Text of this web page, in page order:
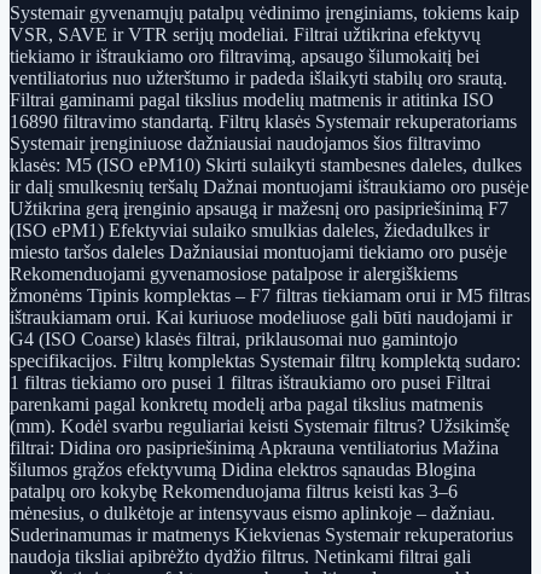
Systemair gyvenamųjų patalpų vėdinimo įrenginiams, tokiems kaip
VSR, SAVE ir VTR serijų modeliai. Filtrai užtikrina efektyvų
tiekiamo ir ištraukiamo oro filtravimą, apsaugo šilumokaitį bei
ventiliatorius nuo užterštumo ir padeda išlaikyti stabilų oro srautą.
Filtrai gaminami pagal tikslius modelių matmenis ir atitinka ISO
16890 filtravimo standartą. Filtrų klasės Systemair rekuperatoriams
Systemair įrenginiuose dažniausiai naudojamos šios filtravimo
klasės: M5 (ISO ePM10) Skirti sulaikyti stambesnes daleles, dulkes
ir dalį smulkesnių teršalų Dažnai montuojami ištraukiamo oro pusėje
Užtikrina gerą įrenginio apsaugą ir mažesnį oro pasipriešinimą F7
(ISO ePM1) Efektyviai sulaiko smulkias daleles, žiedadulkes ir
miesto taršos daleles Dažniausiai montuojami tiekiamo oro pusėje
Rekomenduojami gyvenamosiose patalpose ir alergiškiems
žmonėms Tipinis komplektas – F7 filtras tiekiamam orui ir M5 filtras
ištraukiamam orui. Kai kuriuose modeliuose gali būti naudojami ir
G4 (ISO Coarse) klasės filtrai, priklausomai nuo gamintojo
specifikacijos. Filtrų komplektas Systemair filtrų komplektą sudaro:
1 filtras tiekiamo oro pusei 1 filtras ištraukiamo oro pusei Filtrai
parenkami pagal konkretų modelį arba pagal tikslius matmenis
(mm). Kodėl svarbu reguliariai keisti Systemair filtrus? Užsikimšę
filtrai: Didina oro pasipriešinimą Apkrauna ventiliatorius Mažina
šilumos grąžos efektyvumą Didina elektros sąnaudas Blogina
patalpų oro kokybę Rekomenduojama filtrus keisti kas 3–6
mėnesius, o dulkėtoje ar intensyvaus eismo aplinkoje – dažniau.
Suderinamumas ir matmenys Kiekvienas Systemair rekuperatorius
naudoja tiksliai apibrėžto dydžio filtrus. Netinkami filtrai gali